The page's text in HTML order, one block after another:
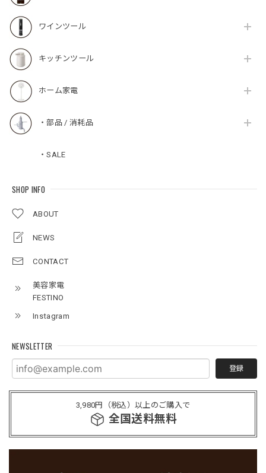
ワインツール
キッチンツール
ホーム家電
・部品 / 消耗品
・SALE
SHOP INFO
ABOUT
NEWS
CONTACT
美容家電
FESTINO
Instagram
NEWSLETTER
登録
3,980円（税込）以上のご購入で
全国送料無料